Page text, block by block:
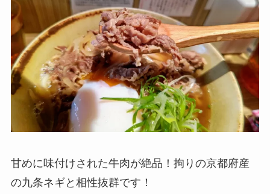
甘めに味付けされた牛肉が絶品！拘りの京都府産
の九条ネギと相性抜群です！